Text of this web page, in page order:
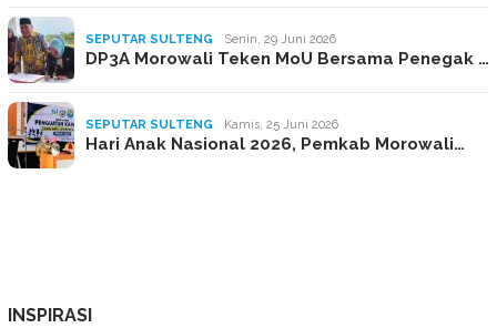
SEPUTAR SULTENG Senin, 29 Juni 2026
DP3A Morowali Teken MoU Bersama Penegak …
SEPUTAR SULTENG Kamis, 25 Juni 2026
Hari Anak Nasional 2026, Pemkab Morowali…
INSPIRASI